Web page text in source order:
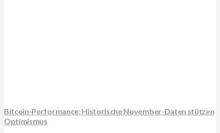
Bitcoin-Performance: Historische November-Daten stützen
Optimismus